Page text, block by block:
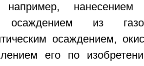
например, нанесением
осаждением из
осаждением,
его по